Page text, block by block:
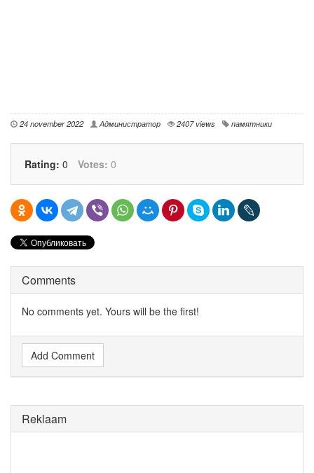
24 november 2022 Администратор 2407 views памятники
Rating: 0 Votes: 0
Comments
No comments yet. Yours will be the first!
Add Comment
Reklaam